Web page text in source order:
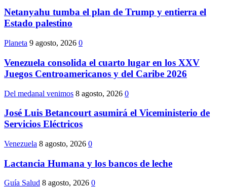
Netanyahu tumba el plan de Trump y entierra el
Estado palestino
Planeta 9 agosto, 2026 0
Venezuela consolida el cuarto lugar en los XXV
Juegos Centroamericanos y del Caribe 2026
Del medanal venimos 8 agosto, 2026 0
José Luis Betancourt asumirá el Viceministerio de
Servicios Eléctricos
Venezuela 8 agosto, 2026 0
Lactancia Humana y los bancos de leche
Guía Salud 8 agosto, 2026 0